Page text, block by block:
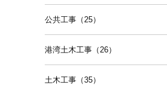
公共工事（25）
港湾土木工事（26）
土木工事（35）